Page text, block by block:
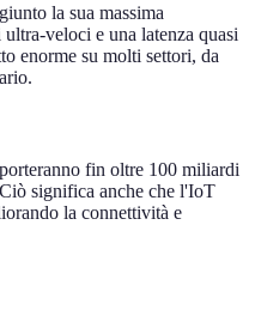
la sua massima
veloci e una latenza quasi
enorme su molti settori, da
fin oltre 100 miliardi
significa anche che l'IoT
la connettività e